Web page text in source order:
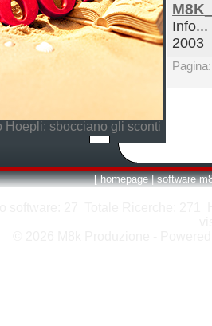
Hoepli: sbocciano gli sconti
Info...
2003
[ homepage | software